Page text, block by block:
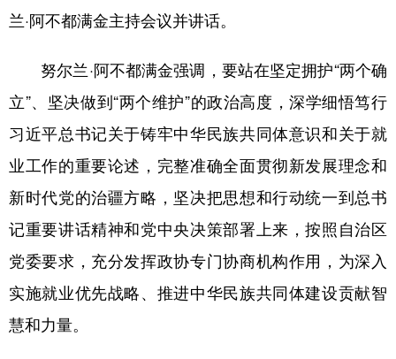
地方频道
北京 天津 河北 山西
辽宁 吉林 上海 江苏
山东 河南 湖北
广东 广西 海南 重庆
四川 贵州 云南 西藏
陕西 甘肃 青海 宁夏
新疆
兰·阿不都满金主持会议并讲话。
努尔兰·阿不都满金强调，要站在坚定拥护“两个确
立”、坚决做到“两个维护”的政治高度，深学细悟笃行
习近平总书记关于铸牢中华民族共同体意识和关于就
业工作的重要论述，完整准确全面贯彻新发展理念和
新时代党的治疆方略，坚决把思想和行动统一到总书
记重要讲话精神和党中央决策部署上来，按照自治区
党委要求，充分发挥政协专门协商机构作用，为深入
实施就业优先战略、推进中华民族共同体建设贡献智
慧和力量。